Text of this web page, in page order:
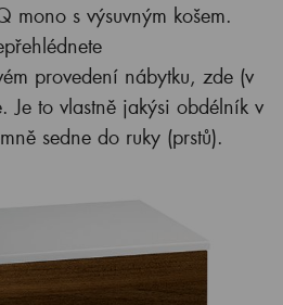
mono s výsuvným košem.
provedení nábytku, zde (v
Je to vlastně jakýsi obdélník v
sedne do ruky (prstů).